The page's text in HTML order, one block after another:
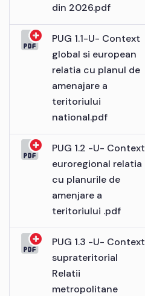
din 2026.pdf
PUG 1.1-U- Context
global si european
relatia cu planul de
amenajare a
teritoriului
national.pdf
PUG 1.2 -U- Context
euroregional relatia
cu planurile de
amenjare a
teritoriului .pdf
PUG 1.3 -U- Context
suprateritorial
Relatii
metropolitane